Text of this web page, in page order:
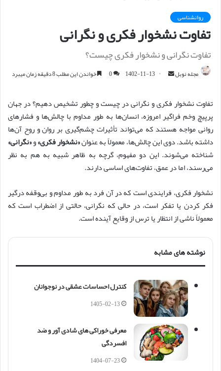
روانشناسی
تفاوت نشخوار فکری و نگرانی
تفاوت نگرانی و نشخوار فکری چیست؟
مجله نوبل
ا
ل
ا
ی
م
ی
1402-11-13
0 خواندن این مطلب 8 دقیقه زمان میبرد
تفاوت نشخوار فکری و نگرانی در چیست و چطور تشخیص دهیم؟ در جهان
پرپیچ وخم فراگیر امروزه، انسان‌ها به طور مداوم با چالش‌ها و فشارهای
روانی مواجه هستند که می‌تواند تأثیرات چشم‌گیری بر روان و روح آن‌ها
داشته باشد. دوی این چالش‌ها، معمولاً به عنوان«نشخوار فکری»و«نگرانی»
شناخته می‌شوند. این دو مفهوم، گرچه به ظاهر شبیه به هم به نظر
می‌رسند، اما در عمق، تفاوت‌های اساسی دارند.
نشخوار فکری، فرایندی است که در آن فرد به طور مداوم و بی‌وقفه درگیر
فکر کردن یا تفکر است، در حالی که نگرانی، حالتی از اضطراب است که
معمولاً ناشی از انتظار یا ترس از وقایع آینده است.
نوشته های مشابه
کنترل احساسات عشقی در نوجوانان
1405-02-13
معرفی خوراکی های شادی آور و ضد
افسردگی
1404-07-23